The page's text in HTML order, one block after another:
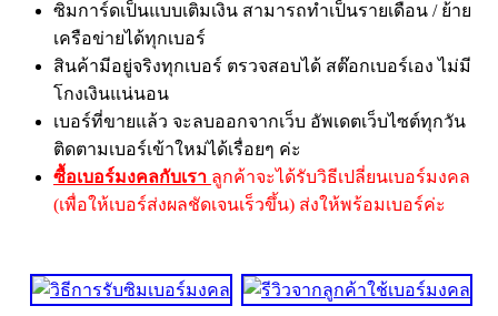
ซิมการ์ดเป็นแบบเติมเงิน สามารถทำเป็นรายเดือน / ย้าย
เครือข่ายได้ทุกเบอร์
สินค้ามีอยู่จริงทุกเบอร์ ตรวจสอบได้ สต๊อกเบอร์เอง ไม่มี
โกงเงินแน่นอน
เบอร์ที่ขายแล้ว จะลบออกจากเว็บ อัพเดตเว็บไซต์ทุกวัน
ติดตามเบอร์เข้าใหม่ได้เรื่อยๆ ค่ะ
ซื้อเบอร์มงคลกับเรา ลูกค้าจะได้รับวิธีเปลี่ยนเบอร์มงคล
(เพื่อให้เบอร์ส่งผลชัดเจนเร็วขึ้น) ส่งให้พร้อมเบอร์ค่ะ